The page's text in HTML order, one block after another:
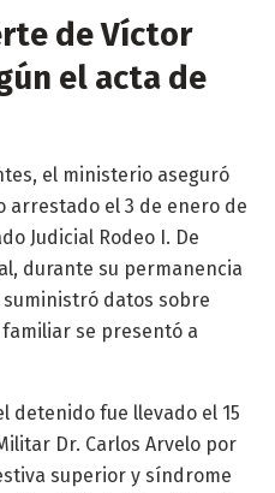
de Víctor
el acta de
el ministerio aseguró
arrestado el 3 de enero de
Judicial Rodeo I. De
durante su permanencia
datos sobre
se presentó a
detenido fue llevado el 15
Dr. Carlos Arvelo por
superior y síndrome